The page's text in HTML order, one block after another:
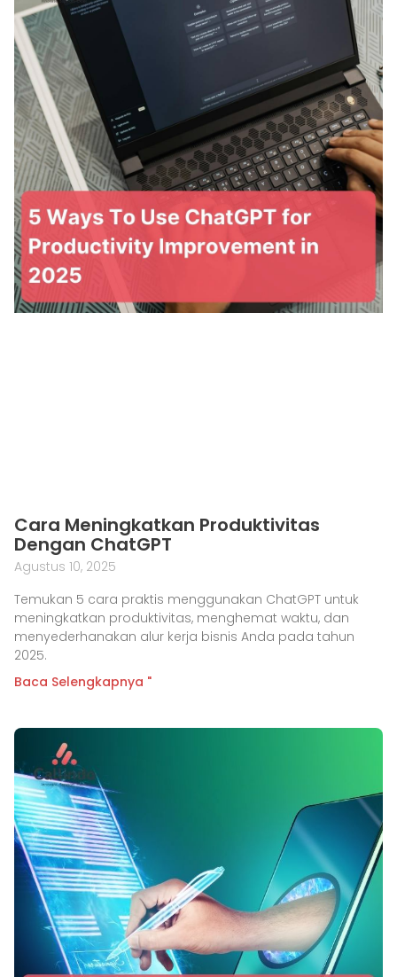
Cara Meningkatkan Produktivitas
Dengan ChatGPT
Agustus 10, 2025
Temukan 5 cara praktis menggunakan ChatGPT untuk
meningkatkan produktivitas, menghemat waktu, dan
menyederhanakan alur kerja bisnis Anda pada tahun
2025.
Baca Selengkapnya "